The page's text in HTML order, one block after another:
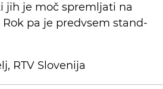
jih je moč spremljati na
Rok pa je predvsem stand-
RTV Slovenija